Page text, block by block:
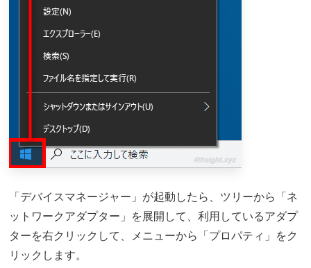
「デバイスマネージャー」が起動したら、ツリーから「ネ
ットワークアダプター」を展開して、利用しているアダプ
ターを右クリックして、メニューから「プロパティ」をク
リックします。